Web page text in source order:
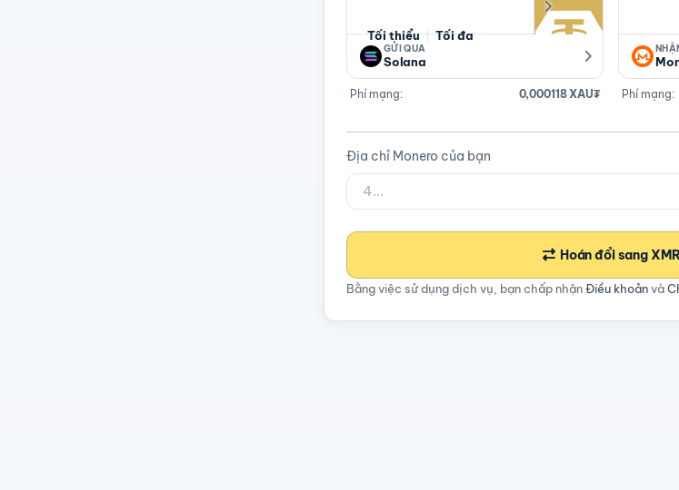
Tối thiểu Tối đa
GỬI QUA
Solana
Phí mạng: 0,000118 XAU₮ Phí mạng:
Địa chỉ Monero của bạn
Hoán đổi sang XMR
Bằng việc sử dụng dịch vụ, bạn chấp nhậnĐiều khoảnvà